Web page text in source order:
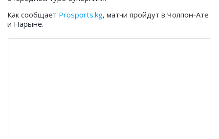
Как сообщает Prosports.kg, матчи пройдут в Чолпон-Ате
и Нарыне.